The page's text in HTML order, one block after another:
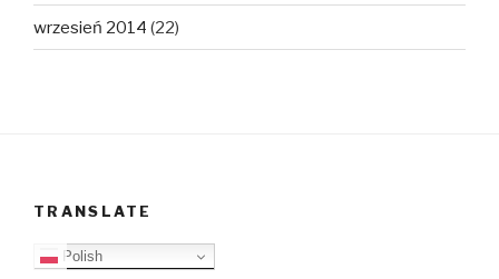
wrzesień 2014 (22)
TRANSLATE
Polish